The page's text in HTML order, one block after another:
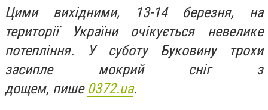
Цими вихідними, 13-14 березня, на
території України очікується невелике
потепління. У суботу Буковину трохи
засипле мокрий сніг з
дощем, пише 0372.ua.